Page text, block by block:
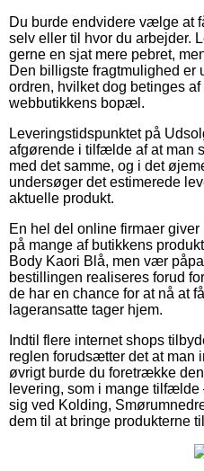
Du burde endvidere vælge at
selv eller til hvor du arbejder.
gerne en sjat mere pebret,
Den billigste fragtmulighed er
ordren, hvilket dog betinges
webbutikkens bopæl.
Leveringstidspunktet på
afgørende i tilfælde af at man
med det samme, og i det
undersøger det estimerede
aktuelle produkt.
En hel del online firmaer
på mange af butikkens
Body Kaori Blå, men vær
bestillingen realiseres forud
de har en chance for at nå at
lageransatte tager hjem.
Indtil flere internet shops
reglen forudsætter det at man
øvrigt burde du foretrække
levering, som i mange
sig ved Kolding,
dem til at bringe produkterne